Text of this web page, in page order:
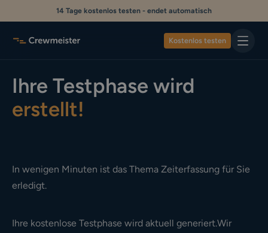
14 Tage kostenlos testen - endet automatisch
Kostenlos testen
Ihre Testphase wird
erstellt!
In wenigen Minuten ist das Thema Zeiterfassung für Sie
erledigt.
Ihre kostenlose Testphase wird aktuell generiert.Wir